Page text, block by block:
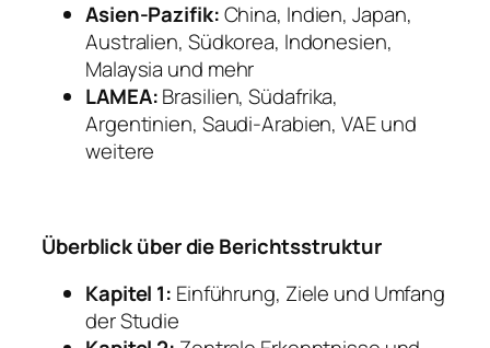
Asien-Pazifik:China, Indien, Japan,
Australien, Südkorea, Indonesien,
Malaysia und mehr
LAMEA:Brasilien, Südafrika,
Argentinien, Saudi-Arabien, VAE und
weitere
Überblick über die Berichtsstruktur
Kapitel 1: Einführung, Ziele und Umfang
der Studie